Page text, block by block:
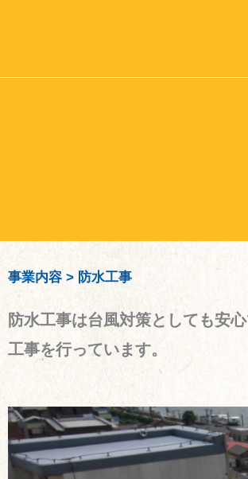
事業内容 > 防水工事
防水工事は台風対策としても安
工事を行っています。